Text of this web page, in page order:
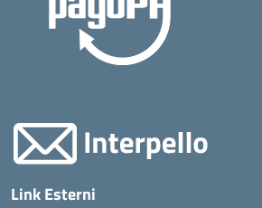
Link Esterni